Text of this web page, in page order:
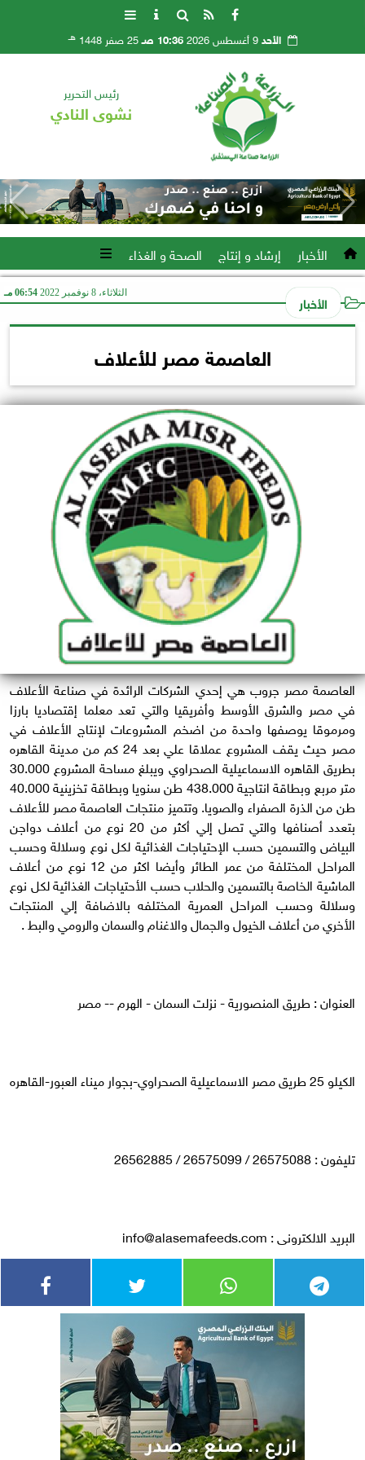
الأحد9 أغسطس 2026 10:36 صـ 25 صفر 1448 هـ
رئيس التحرير
نشوى النادي
الأخبار إرشاد و إنتاج الصحة و الغذاء
الأخبار الثلاثاء، 8 نوفمبر 2022 06:54 مـ
العاصمة مصر للأعلاف
العاصمة مصر جروب هي إحدي الشركات الرائدة في صناعة الأعلاف
في مصر والشرق الأوسط وأفريقيا والتي تعد معلما إقتصاديا بارزا
ومرموقا يوصفها واحدة من اضخم المشروعات لإنتاج الأعلاف في
مصر حيث يقف المشروع عملاقا علي بعد 24 كم من مدينة القاهره
بطريق القاهره الاسماعيلية الصحراوي ويبلغ مساحة المشروع 30.000
متر مربع وبطاقة انتاجية 438.000 طن سنويا وبطاقة تخزينية 40.000
طن من الذرة الصفراء والصويا. وتتميز منتجات العاصمة مصر للأعلاف
بتعدد أصنافها والتي تصل إلي أكثر من 20 نوع من أعلاف دواجن
البياض والتسمين حسب الإحتياجات الغذائية لكل نوع وسلالة وحسب
المراحل المختلفة من عمر الطائر وأيضا اكثر من 12 نوع من أعلاف
الماشية الخاصة بالتسمين والحلاب حسب الأحتياجات الغذائية لكل نوع
وسلالة وحسب المراحل العمرية المختلفه بالاضافة إلي المنتجات
الأخري من أعلاف الخيول والجمال والاغنام والسمان والرومي والبط .
العنوان : طريق المنصورية - نزلت السمان - الهرم -- مصر
الكيلو 25 طريق مصر الاسماعيلية الصحراوي-بجوار ميناء العبور-القاهره
تليفون : 26575088 / 26575099 / 26562885
البريد الالكترونى : info@alasemafeeds.com